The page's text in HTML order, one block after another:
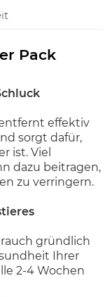
Pack
effektiv
sorgt dafür,
ist. Viel
dazu beitragen,
zu verringern.
gründlich
Ihrer
2-4 Wochen